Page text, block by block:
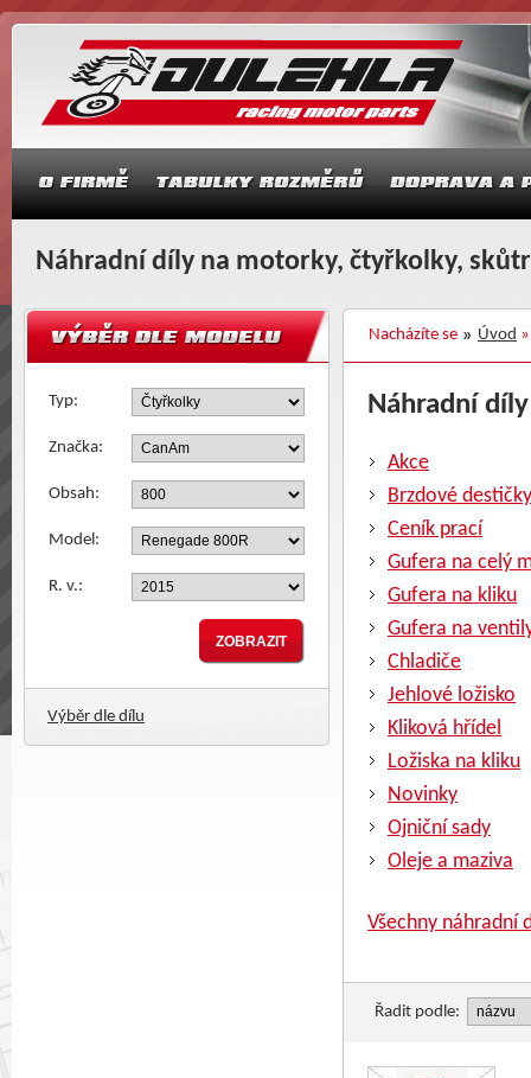
Náhradní díly na motorky, čtyřkolky,
Nacházíte se Úvod
Typ:
Značka:
Obsah:
Model:
R. v.:
Výběr dle dílu
Náhradní
Akce
Brzdové destičky
Ceník prací
Gufera na celý
Gufera na kliku
Gufera na
Chladiče
Jehlové ložisko
Kliková hřídel
Ložiska na kliku
Novinky
Ojniční sady
Oleje a maziva
Všechny náhradní
Řadit podle: